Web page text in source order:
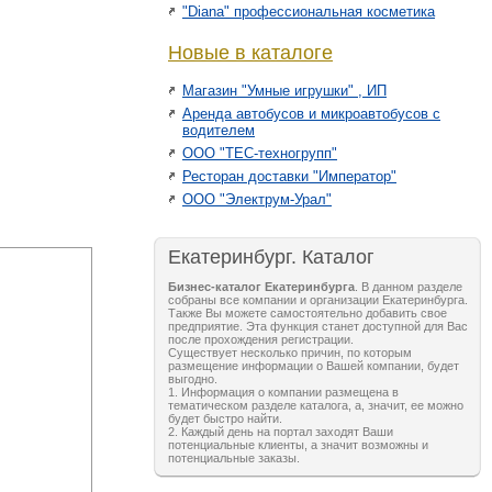
"Diana" профессиональная косметика
Новые в каталоге
Магазин "Умные игрушки" , ИП
Аренда автобусов и микроавтобусов с
водителем
ООО "ТЕС-техногрупп"
Ресторан доставки "Император"
ООО "Электрум-Урал"
Екатеринбург. Каталог
Бизнес-каталог Екатеринбурга . В данном разделе
собраны все компании и организации Екатеринбурга.
Также Вы можете самостоятельно добавить свое
предприятие. Эта функция станет доступной для Вас
после прохождения регистрации.
Существует несколько причин, по которым
размещение информации о Вашей компании, будет
выгодно.
1. Информация о компании размещена в
тематическом разделе каталога, а, значит, ее можно
будет быстро найти.
2. Каждый день на портал заходят Ваши
потенциальные клиенты, а значит возможны и
потенциальные заказы.